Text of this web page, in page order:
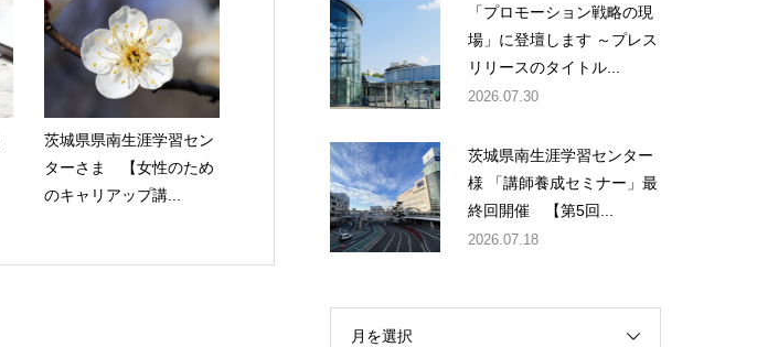
茨城県県南生涯学習セン
ターさま 【女性のため
のキャリアップ講...
「プロモーション戦略の現
場」に登壇します ～プレス
リリースのタイトル...
2026.07.30
茨城県南生涯学習センター
様 「講師養成セミナー」最
終回開催 【第5回...
2026.07.18
月を選択